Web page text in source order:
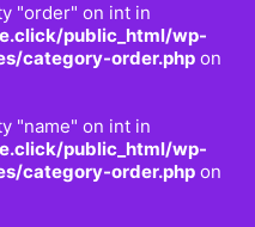
"order" on int in
public_html/wp-
category-order.php on
"name" on int in
public_html/wp-
category-order.php on